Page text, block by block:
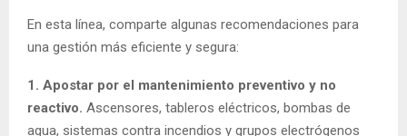
En esta línea, comparte algunas recomendaciones para
una gestión más eficiente y segura:
1. Apostar por el mantenimiento preventivo y no
reactivo. Ascensores, tableros eléctricos, bombas de
agua, sistemas contra incendios y grupos electrógenos